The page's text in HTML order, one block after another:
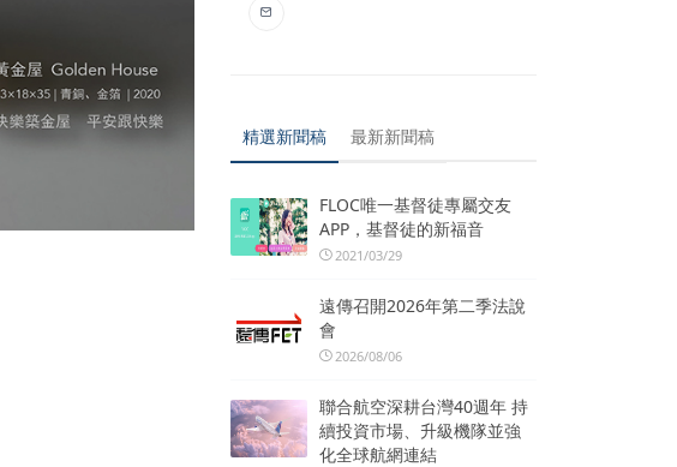
精選新聞稿 最新新聞稿
FLOC唯一基督徒專屬交友
APP，基督徒的新福音
2021/03/29
遠傳召開2026年第二季法說
會
2026/08/06
聯合航空深耕台灣40週年 持
續投資市場、升級機隊並強
化全球航網連結